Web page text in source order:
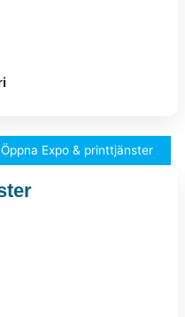
Öppna Expo & printtjänster